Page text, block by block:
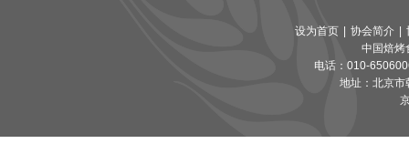
设为首页 协会简介
中国焙烤
电话：010-
地址：北京